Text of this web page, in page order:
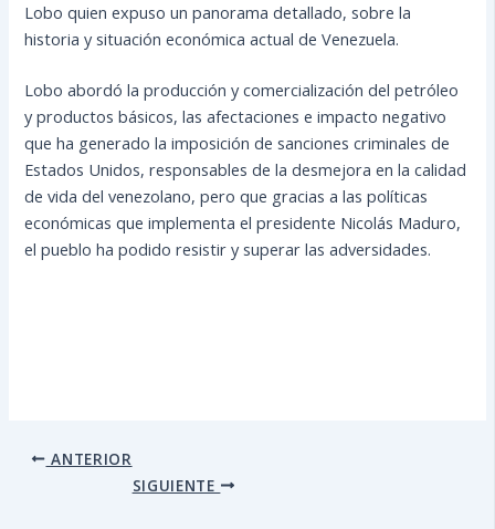
Lobo quien expuso un panorama detallado, sobre la
historia y situación económica actual de Venezuela.
Lobo abordó la producción y comercialización del petróleo
y productos básicos, las afectaciones e impacto negativo
que ha generado la imposición de sanciones criminales de
Estados Unidos, responsables de la desmejora en la calidad
de vida del venezolano, pero que gracias a las políticas
económicas que implementa el presidente Nicolás Maduro,
el pueblo ha podido resistir y superar las adversidades.
ANTERIOR
SIGUIENTE